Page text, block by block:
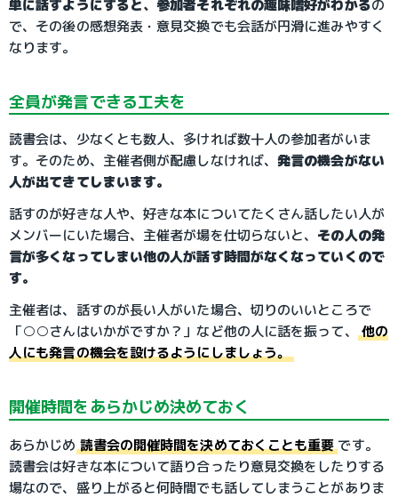
単に話すようにすると、参加者それぞれの趣味嗜好がわかるの
で、その後の感想発表・意見交換でも会話が円滑に進みやすく
なります。
全員が発言できる工夫を
読書会は、少なくとも数人、多ければ数十人の参加者がいま
す。そのため、主催者側が配慮しなければ、発言の機会がない
人が出てきてしまいます。
話すのが好きな人や、好きな本についてたくさん話したい人が
メンバーにいた場合、主催者が場を仕切らないと、 その人の発
言が多くなってしまい他の人が話す時間がなくなっていくので
す。
主催者は、話すのが長い人がいた場合、切りのいいところで
「○○さんはいかがですか？」など他の人に話を振って、
他の
人にも発言の機会を設けるようにしましょう。
開催時間をあらかじめ決めておく
あらかじめ 読書会の開催時間を決めておくことも重要 です。
読書会は好きな本について語り合ったり意見交換をしたりする
場なので、盛り上がると何時間でも話してしまうことがありま